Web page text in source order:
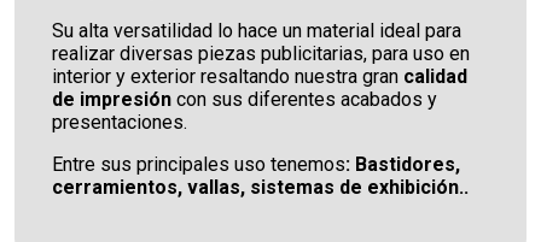
Su alta versatilidad lo hace un material ideal para
realizar diversas piezas publicitarias, para uso en
interior y exterior resaltando nuestra gran calidad
de impresión con sus diferentes acabados y
presentaciones.
Entre sus principales uso tenemos: Bastidores,
cerramientos, vallas, sistemas de exhibición..